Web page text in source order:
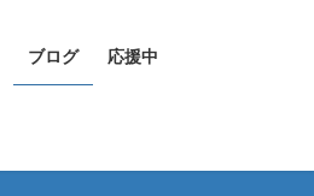
ブログ 応援中